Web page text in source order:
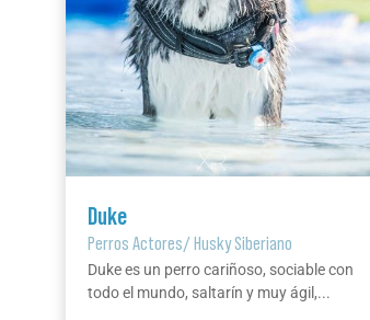
Duke
Perros Actores/Husky Siberiano
Duke es un perro cariñoso, sociable con
todo el mundo, saltarín y muy ágil,...